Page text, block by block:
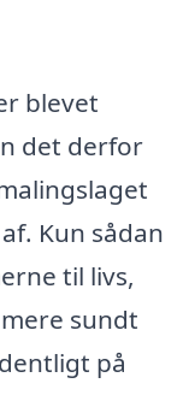
blevet
det derfor
Kun sådan
til livs,
sundt
på